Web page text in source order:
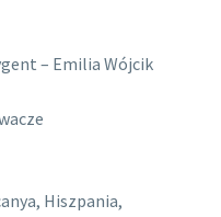
– Emilia Wójcik
Hiszpania,